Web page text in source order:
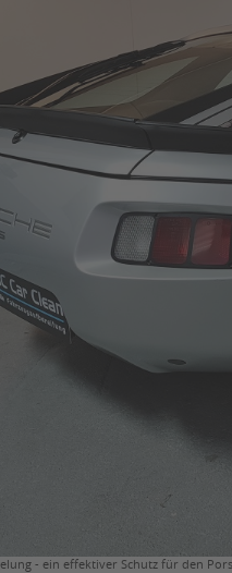
- ein effektiver Schutz für den